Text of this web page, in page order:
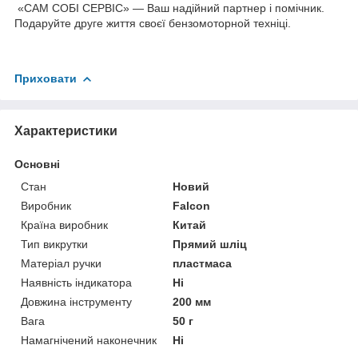
«САМ СОБІ СЕРВІС» — Ваш надійний партнер і помічник.
Подаруйте друге життя своєї бензомоторной техніці.
Приховати
Характеристики
Основні
Стан
Новий
Виробник
Falcon
Країна виробник
Китай
Тип викрутки
Прямий шліц
Матеріал ручки
пластмаса
Наявність індикатора
Ні
Довжина інструменту
200 мм
Вага
50 г
Намагнічений наконечник
Ні